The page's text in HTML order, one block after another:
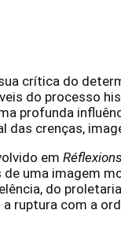
crítica do
do processo
profunda
crenças,
em
uma imagem
do
ruptura com a